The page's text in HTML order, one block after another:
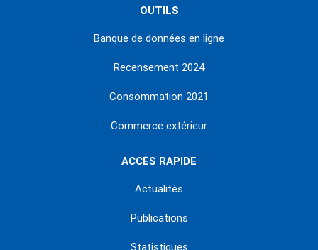
OUTILS
Banque de données en ligne
Recensement 2024
Consommation 2021
Commerce extérieur
ACCÈS RAPIDE
Actualités
Publications
Statistiques